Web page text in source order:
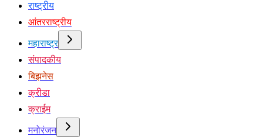
राष्ट्रीय
आंतरराष्ट्रीय
महाराष्ट्र
संपादकीय
बिझनेस
क्रीडा
क्राईम
मनोरंजन